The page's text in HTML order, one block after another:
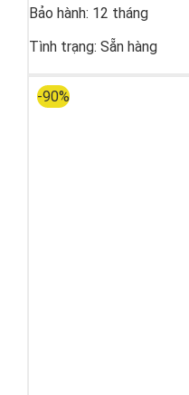
Bảo hành: 12 tháng
Tình trạng: Sẵn hàng
-90%